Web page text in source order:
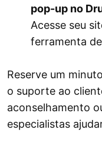
pop-up no
Acesse seu
ferramenta
Reserve um
o suporte ao
aconselhamento
especialistas